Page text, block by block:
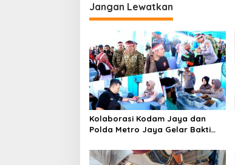
Jangan Lewatkan
Kolaborasi Kodam Jaya dan
Polda Metro Jaya Gelar Bakti